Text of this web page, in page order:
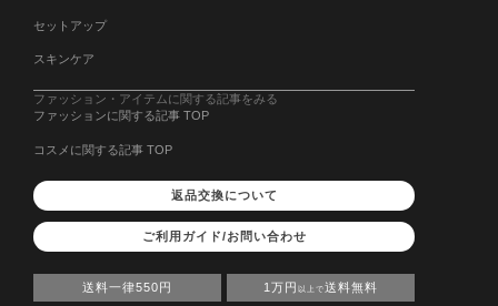
セットアップ
スキンケア
ファッション・アイテムに関する記事をみる
ファッションに関する記事 TOP
コスメに関する記事 TOP
返品交換について
ご利用ガイド/お問い合わせ
送料一律550円 1万円 以上で送料無料